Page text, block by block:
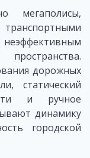
мегаполисы,
дорожных
статический
и ручное
динамику
городской